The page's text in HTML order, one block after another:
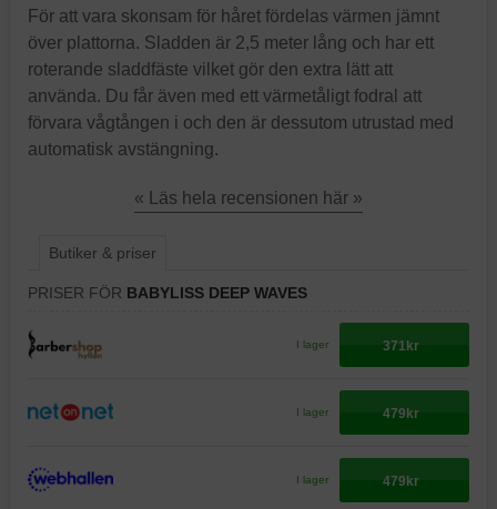
För att vara skonsam för håret fördelas värmen jämnt
över plattorna. Sladden är 2,5 meter lång och har ett
roterande sladdfäste vilket gör den extra lätt att
använda. Du får även med ett värmetåligt fodral att
förvara vågtången i och den är dessutom utrustad med
automatisk avstängning.
« Läs hela recensionen här »
Butiker & priser
PRISER FÖR BABYLISS DEEP WAVES
I lager 371kr
I lager 479kr
I lager 479kr